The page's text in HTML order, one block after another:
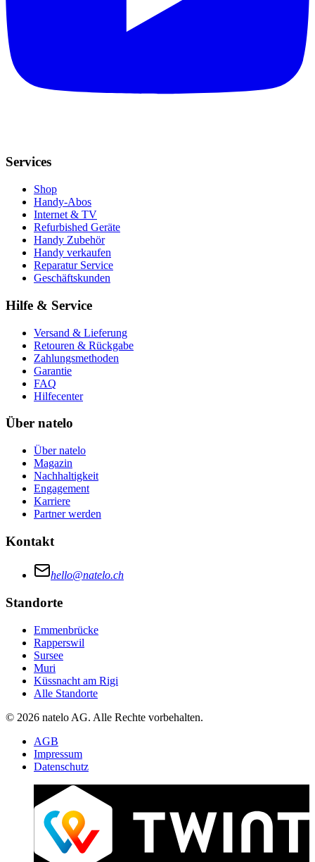
Services
Shop
Handy-Abos
Internet & TV
Refurbished Geräte
Handy Zubehör
Handy verkaufen
Reparatur Service
Geschäftskunden
Hilfe & Service
Versand & Lieferung
Retouren & Rückgabe
Zahlungsmethoden
Garantie
FAQ
Hilfecenter
Über natelo
Über natelo
Magazin
Nachhaltigkeit
Engagement
Karriere
Partner werden
Kontakt
hello@natelo.ch
Standorte
Emmenbrücke
Rapperswil
Sursee
Muri
Küssnacht am Rigi
Alle Standorte
© 2026 natelo AG. Alle Rechte vorbehalten.
AGB
Impressum
Datenschutz